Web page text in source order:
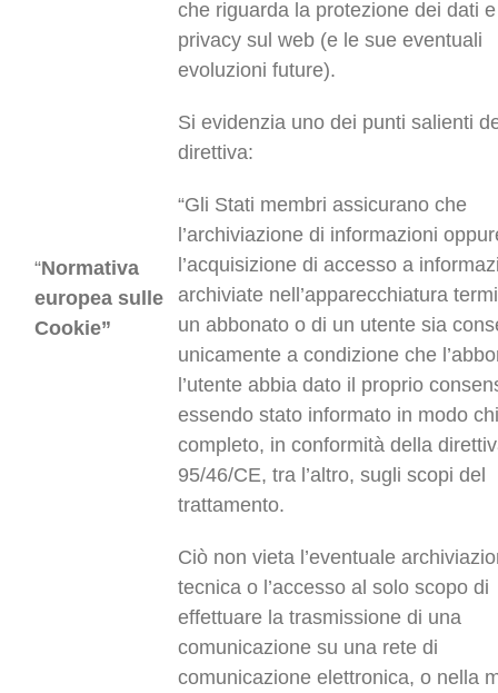
“Normativa
europea sulle
Cookie”
che riguarda la protezione dei dati
privacy sul web (e le sue eventuali
evoluzioni future).
Si evidenzia uno dei punti salienti
direttiva:
“Gli Stati membri assicurano che
l’archiviazione di informazioni
l’acquisizione di accesso a
archiviate nell’apparecchiatura
un abbonato o di un utente sia
unicamente a condizione che
l’utente abbia dato il proprio
essendo stato informato in modo
completo, in conformità della
95/46/CE, tra l’altro, sugli scopi del
trattamento.
Ciò non vieta l’eventuale
tecnica o l’accesso al solo scopo di
effettuare la trasmissione di una
comunicazione su una rete di
comunicazione elettronica, o nella